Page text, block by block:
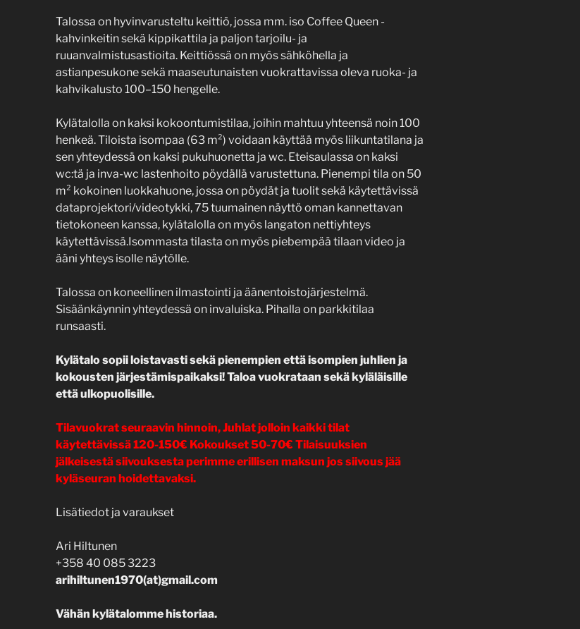
Talossa on hyvinvarusteltu keittiö, jossa mm. iso Coffee Queen -
kahvinkeitin sekä kippikattila ja paljon tarjoilu- ja
ruuanvalmistusastioita. Keittiössä on myös sähköhella ja
astianpesukone sekä maaseutunaisten vuokrattavissa oleva ruoka- ja
kahvikalusto 100–150 hengelle.
Kylätalolla on kaksi kokoontumistilaa, joihin mahtuu yhteensä noin 100
henkeä. Tiloista isompaa (63 m²) voidaan käyttää myös liikuntatilana ja
sen yhteydessä on kaksi pukuhuonetta ja wc. Eteisaulassa on kaksi
wc:tä ja inva-wc lastenhoito pöydällä varustettuna. Pienempi tila on 50
m² kokoinen luokkahuone, jossa on pöydät ja tuolit sekä käytettävissä
dataprojektori/videotykki, 75 tuumainen näyttö oman kannettavan
tietokoneen kanssa, kylätalolla on myös langaton nettiyhteys
käytettävissä.Isommasta tilasta on myös piebempää tilaan video ja
ääni yhteys isolle näytölle.
Talossa on koneellinen ilmastointi ja äänentoistojärjestelmä.
Sisäänkäynnin yhteydessä on invaluiska. Pihalla on parkkitilaa
runsaasti.
Kylätalo sopii loistavasti sekä pienempien että isompien juhlien ja
kokousten järjestämispaikaksi! Taloa vuokrataan sekä kyläläisille
että ulkopuolisille.
Tilavuokrat seuraavin hinnoin, Juhlat jolloin kaikki tilat
käytettävissä 120-150€ Kokoukset 50-70€ Tilaisuuksien
jälkeisestä siivouksesta perimme erillisen maksun jos siivous jää
kyläseuran hoidettavaksi.
Lisätiedot ja varaukset
Ari Hiltunen
+358 40 085 3223
arihiltunen1970(at)gmail.com
Vähän kylätalomme historiaa.